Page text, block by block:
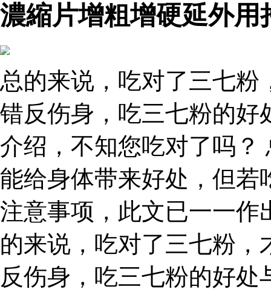
濃縮片增粗增硬延外用
总的来说，吃对了三七粉
错反伤身，吃三七粉的好
介绍，不知您吃对了吗？
能给身体带来好处，但若
注意事项，此文已一一作
的来说，吃对了三七粉
反伤身，吃三七粉的好